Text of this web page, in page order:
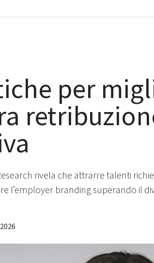
per
rivela che attrarre talenti
l’employer branding superando il